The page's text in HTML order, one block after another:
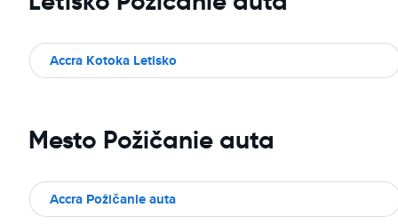
Accra Kotoka Letisko
Mesto Požičanie auta
Accra Požičanie auta